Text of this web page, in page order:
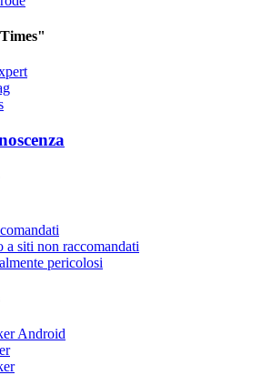
a siti non raccomandati
pericolosi
Android